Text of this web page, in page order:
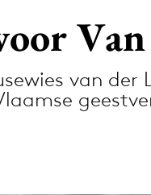
van der